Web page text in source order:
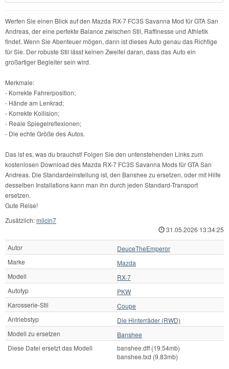
Werfen Sie einen Blick auf den Mazda RX-7 FC3S Savanna Mod für GTA San
Andreas, der eine perfekte Balance zwischen Stil, Raffinesse und Athletik
findet. Wenn Sie Abenteuer mögen, dann ist dieses Auto genau das Richtige
für Sie. Der robuste Stil lässt keinen Zweifel daran, dass das Auto ein
großartiger Begleiter sein wird.
Merkmale:
- Korrekte Fahrerposition;
- Hände am Lenkrad;
- Korrekte Kollision;
- Reale Spiegelreflexionen;
- Die echte Größe des Autos.
Das ist es, was du brauchst! Folgen Sie den untenstehenden Links zum
kostenlosen Download des Mazda RX-7 FC3S Savanna Mods für GTA San
Andreas. Die Standardeinstellung ist, den Banshee zu ersetzen, oder mit Hilfe
desselben Installations kann man ihn durch jeden Standard-Transport
ersetzen.
Gute Reise!
Zusätzlich:milcin7
31.05.2026 13:34:25
Autor
DeuceTheEmperor
Marke
Mazda
Modell
RX-7
Autotyp
PKW
Karosserie-Stil
Coupe
Antriebstyp
Die Hinterräder (RWD)
Modell zu ersetzen
Banshee
Diese Datei ersetzt das Modell
banshee.dff (19.54mb)
banshee.txd (9.83mb)